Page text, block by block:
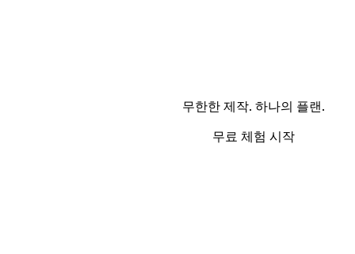
무한한 제작. 하나의 플랜.
무료 체험 시작